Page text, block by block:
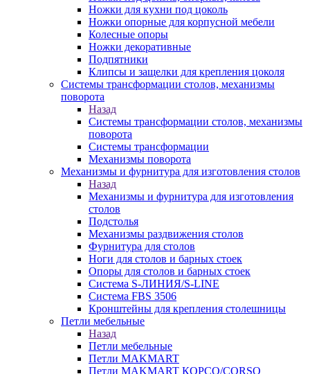
Ножки для кухни под цоколь
Ножки опорные для корпусной мебели
Колесные опоры
Ножки декоративные
Подпятники
Клипсы и защелки для крепления цоколя
Системы трансформации столов, механизмы
поворота
Назад
Системы трансформации столов, механизмы
поворота
Системы трансформации
Механизмы поворота
Механизмы и фурнитура для изготовления столов
Назад
Механизмы и фурнитура для изготовления
столов
Подстолья
Механизмы раздвижения столов
Фурнитура для столов
Ноги для столов и барных стоек
Опоры для столов и барных стоек
Система S-ЛИНИЯ/S-LINE
Система FBS 3506
Кронштейны для крепления столешницы
Петли мебельные
Назад
Петли мебельные
Петли MAKMART
Петли MAKMART КОРСО/CORSO